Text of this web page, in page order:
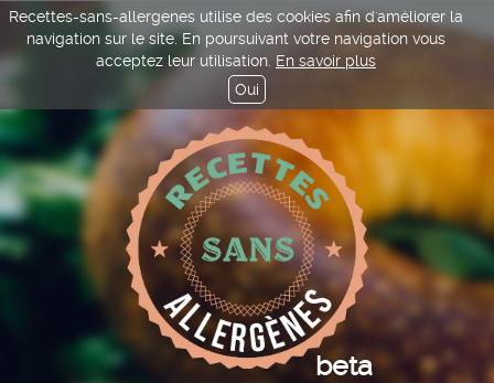
Recettes-sans-allergenes utilise des cookies afin d'améliorer la
navigation sur le site. En poursuivant votre navigation vous
acceptez leur utilisation. En savoir plus
Oui
beta